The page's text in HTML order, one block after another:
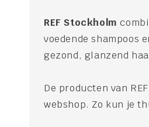
REF Stockholm
voedende shampoos
gezond, glanzend
De producten van
webshop. Zo kun je